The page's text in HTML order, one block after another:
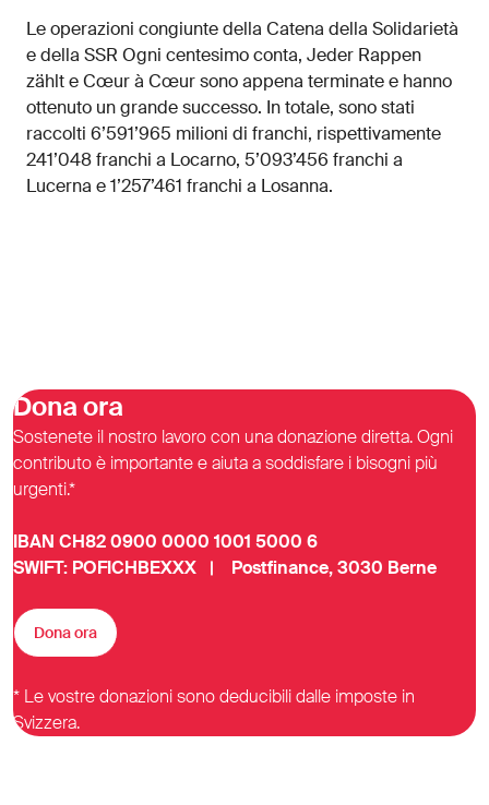
Le operazioni congiunte della Catena della Solidarietà
e della SSR Ogni centesimo conta, Jeder Rappen
zählt e Cœur à Cœur sono appena terminate e hanno
ottenuto un grande successo. In totale, sono stati
raccolti 6’591’965 milioni di franchi, rispettivamente
241’048 franchi a Locarno, 5’093’456 franchi a
Lucerna e 1’257’461 franchi a Losanna.
Dona ora
Sostenete il nostro lavoro con una donazione diretta. Ogni
contributo è importante e aiuta a soddisfare i bisogni più
urgenti.*
IBAN CH82 0900 0000 1001 5000 6
SWIFT: POFICHBEXXX | Postfinance, 3030 Berne
Dona ora
* Le vostre donazioni sono deducibili dalle imposte in
Svizzera.